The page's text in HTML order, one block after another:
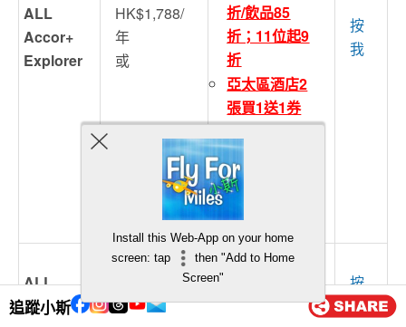
追蹤小斯
ALL
Accor+
Explorer
HK$1,788/
年
或
折/飲品85
折；11位起9
折
亞太區酒店2
張買1送1券
亞太區酒店
sales，A+會
員可以有額外
等
按
我
ALL
PLUS ibis
加贈10個等級
預訂ibis系列
按
我
Install this Web-App on your home
screen: tap
then "Add to Home
Screen"